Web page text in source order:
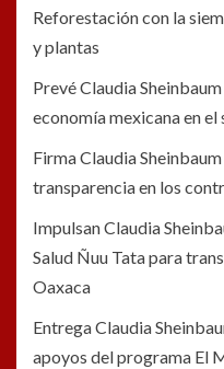
Reforestación con la
y plantas
Prevé Claudia
economía mexicana en
Firma Claudia
transparencia en los
Impulsan Claudia
Salud Ñuu Tata para
Oaxaca
Entrega Claudia
apoyos del programa El